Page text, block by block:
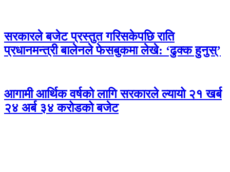
सरकारले बजेट प्रस्तुत गरिसकेपछि राति
प्रधानमन्त्री बालेनले फेसबुकमा लेखे: ‘ढुक्क हुनुस्’
आगामी आर्थिक वर्षको लागि सरकारले ल्यायो २१ खर्ब
२४ अर्ब ३४ करोडको बजेट